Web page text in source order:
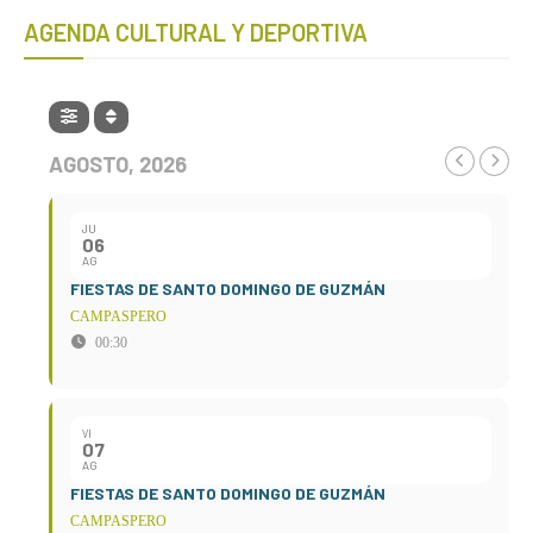
AGENDA CULTURAL Y DEPORTIVA
AGOSTO, 2026
JU
06
AG
FIESTAS DE SANTO DOMINGO DE GUZMÁN
CAMPASPERO
00:30
VI
07
AG
FIESTAS DE SANTO DOMINGO DE GUZMÁN
CAMPASPERO